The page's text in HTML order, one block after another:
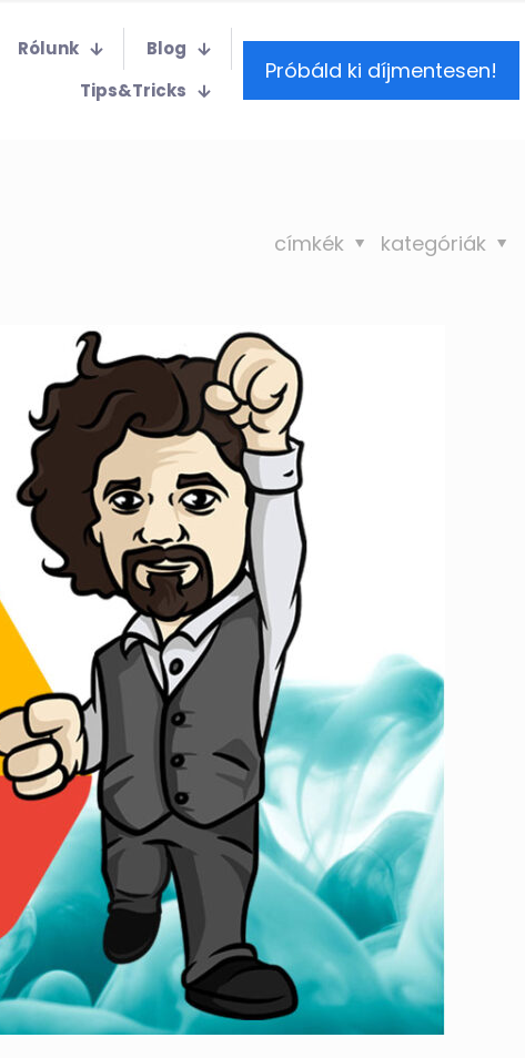
Rólunk
Blog
Tips&Tricks
Próbáld ki díjmentesen!
kategóriák
címkék